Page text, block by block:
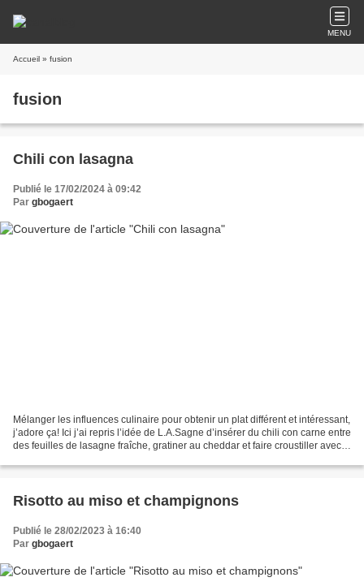
MENU
Accueil » fusion
fusion
Chili con lasagna
Publié le 17/02/2024 à 09:42
Par gbogaert
Mélanger les influences culinaire pour obtenir un plat différent et intéressant,
j’adore ça! Ici j’ai repris l’idée de L.A.Sagne d’insérer du chili con carne entre
des feuilles de lasagne fraîche, gratiner au cheddar et faire croustiller avec
Risotto au miso et champignons
Publié le 28/02/2023 à 16:40
Par gbogaert